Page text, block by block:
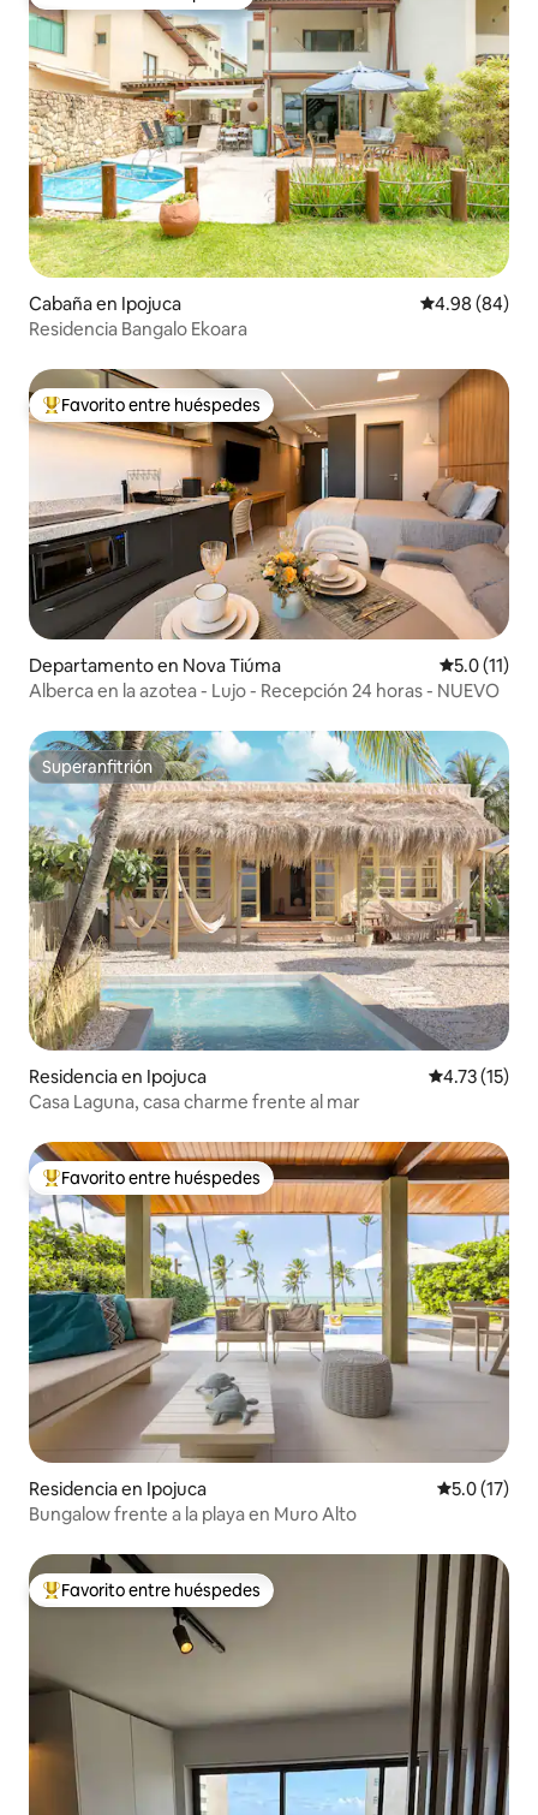
Cabaña en Ipojuca Calificación
4.98 (84)
Residencia Bangalo Ekoara
De los mejores en Favorito entre huéspedes
Favorito entre huéspedes
Departamento en Nova Tiúma Calificación
5.0 (11)
Alberca en la azotea - Lujo - Recepción 24 horas - NUEVO
Superanfitrión
Superanfitrión
Residencia en Ipojuca Calificación
4.73 (15)
Casa Laguna, casa charme frente al mar
De los mejores en Favorito entre huéspedes
Favorito entre huéspedes
Residencia en Ipojuca Calificación
5.0 (17)
Bungalow frente a la playa en Muro Alto
De los mejores en Favorito entre huéspedes
Favorito entre huéspedes